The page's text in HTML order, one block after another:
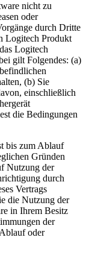
nicht zu
oder
durch Dritte
Logitech Produkt
Logitech
gilt Folgendes: (a)
(b) Sie
einschließlich
die Bedingungen
bis zum Ablauf
Gründen
Nutzung der
durch
Vertrags
die Nutzung der
in Ihrem Besitz
der
oder